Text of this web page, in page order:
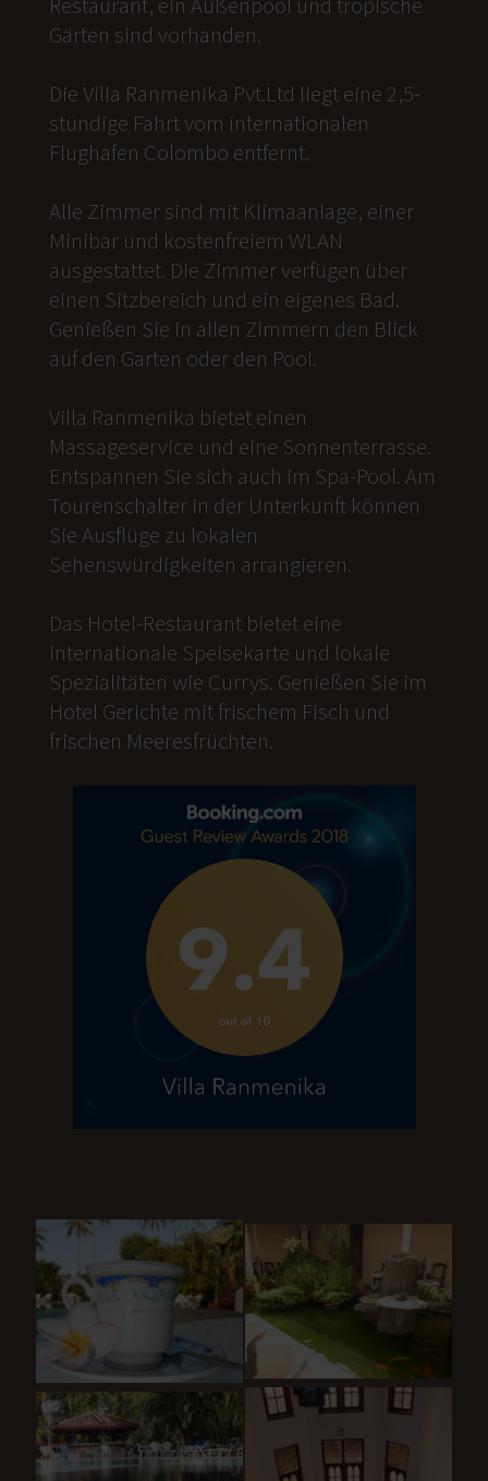
Gärten sind vorhanden.
Die Villa Ranmenika Pvt.Ltd liegt eine 2,5-
stündige Fahrt vom internationalen
Flughafen Colombo entfernt.
Alle Zimmer sind mit Klimaanlage, einer
Minibar und kostenfreiem WLAN
ausgestattet. Die Zimmer verfügen über
einen Sitzbereich und ein eigenes Bad.
Genießen Sie in allen Zimmern den Blick
auf den Garten oder den Pool.
Villa Ranmenika bietet einen
Massageservice und eine Sonnenterrasse.
Entspannen Sie sich auch im Spa-Pool. Am
Tourenschalter in der Unterkunft können
Sie Ausflüge zu lokalen
Sehenswürdigkeiten arrangieren.
Das Hotel-Restaurant bietet eine
internationale Speisekarte und lokale
Spezialitäten wie Currys. Genießen Sie im
Hotel Gerichte mit frischem Fisch und
frischen Meeresfrüchten.